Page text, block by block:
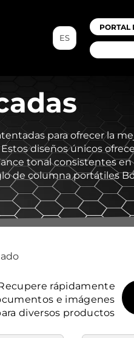
PORTAL
ES
para ofrecer la
diseños únicos
tonal consistentes
de columna portátiles
rápidamente
e imágenes
diversos productos